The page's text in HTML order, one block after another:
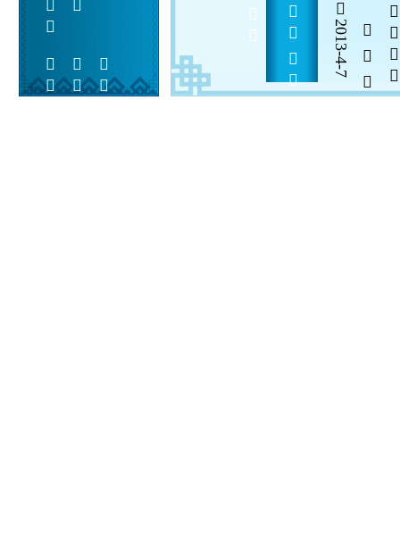
  
2013-4-7  